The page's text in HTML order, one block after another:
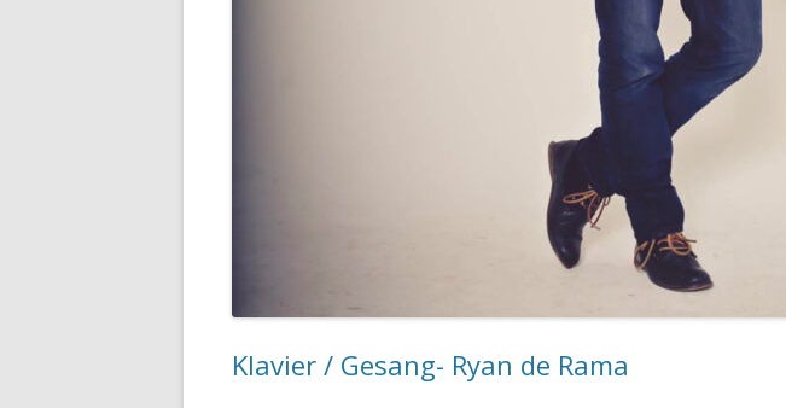
Klavier / Gesang- Ryan de Rama